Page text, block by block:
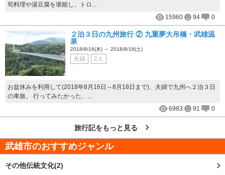
筍料理や湯豆腐を堪能し、トロ...
15960
94 0
２泊３日の九州旅行 ② 九重夢大吊橋・武雄温
泉
2018/8/16(木) ～ 2018/8/18(土)
夫婦 2人
お盆休みを利用して(2018年8月16日～8月18日まで)、夫婦で九州へ２泊３日
の車旅。 行ってみたかった、...
6983
91 0
旅行記をもっと見る
武雄市のおすすめジャンル
その他伝統文化(2)